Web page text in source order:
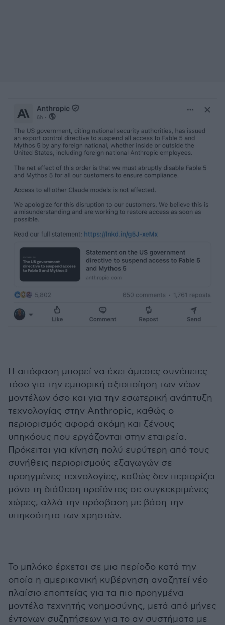
Η απόφαση μπορεί να έχει άμεσες συνέπειες
τόσο για την εμπορική αξιοποίηση των νέων
μοντέλων όσο και για την εσωτερική ανάπτυξη
τεχνολογίας στην Anthropic, καθώς ο
περιορισμός αφορά ακόμη και ξένους
υπηκόους που εργάζονται στην εταιρεία.
Πρόκειται για κίνηση πολύ ευρύτερη από τους
συνήθεις περιορισμούς εξαγωγών σε
προηγμένες τεχνολογίες, καθώς δεν περιορίζει
μόνο τη διάθεση προϊόντος σε συγκεκριμένες
χώρες, αλλά την πρόσβαση με βάση την
υπηκοότητα των χρηστών.
Το μπλόκο έρχεται σε μια περίοδο κατά την
οποία η αμερικανική κυβέρνηση αναζητεί νέο
πλαίσιο εποπτείας για τα πιο προηγμένα
μοντέλα τεχνητής νοημοσύνης, μετά από μήνες
έντονων συζητήσεων για το αν συστήματα με